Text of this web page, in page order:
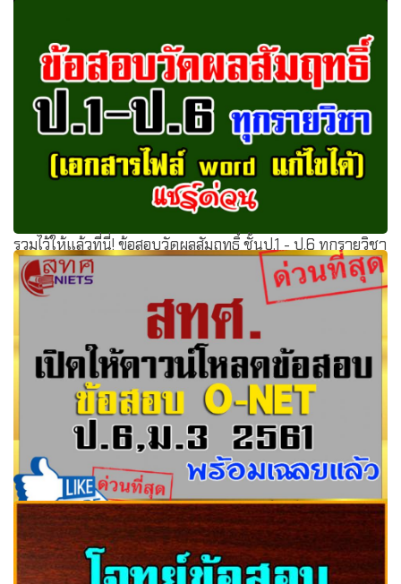
แจกข้อสอบ 8 รายวิชา ข้อสอบเก็บคะแนน/ข้อสอบกลางภาค/
ข้อสอบปลายภาค ระดับชั้น ป.1-ม.6
รวมไว้ให้แล้วที่นี่! ข้อสอบวัดผลสัมฤทธิ์ ชั้นป.1 - ป.6 ทุกรายวิชา
(เอกสารไฟล์ word แก้ไขได้)
สทศ.เปิดให้ดาวน์โหลดข้อสอบ O-NET ป.6+ม.3 ปีการศึกษา
2561 พร้อมเฉลยแล้ว